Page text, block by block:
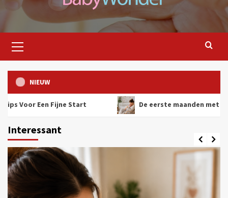
menu
NIEUW
Fijne Start De eerste maanden met je baby:
Interessant